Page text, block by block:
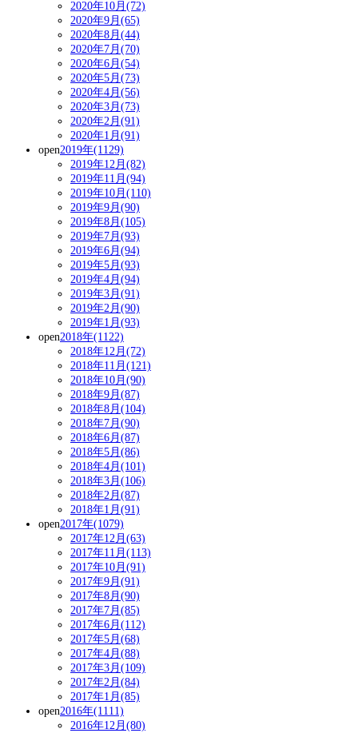
2020年10月(72)
2020年9月(65)
2020年8月(44)
2020年7月(70)
2020年6月(54)
2020年5月(73)
2020年4月(56)
2020年3月(73)
2020年2月(91)
2020年1月(91)
open2019年(1129)
2019年12月(82)
2019年11月(94)
2019年10月(110)
2019年9月(90)
2019年8月(105)
2019年7月(93)
2019年6月(94)
2019年5月(93)
2019年4月(94)
2019年3月(91)
2019年2月(90)
2019年1月(93)
open2018年(1122)
2018年12月(72)
2018年11月(121)
2018年10月(90)
2018年9月(87)
2018年8月(104)
2018年7月(90)
2018年6月(87)
2018年5月(86)
2018年4月(101)
2018年3月(106)
2018年2月(87)
2018年1月(91)
open2017年(1079)
2017年12月(63)
2017年11月(113)
2017年10月(91)
2017年9月(91)
2017年8月(90)
2017年7月(85)
2017年6月(112)
2017年5月(68)
2017年4月(88)
2017年3月(109)
2017年2月(84)
2017年1月(85)
open2016年(1111)
2016年12月(80)